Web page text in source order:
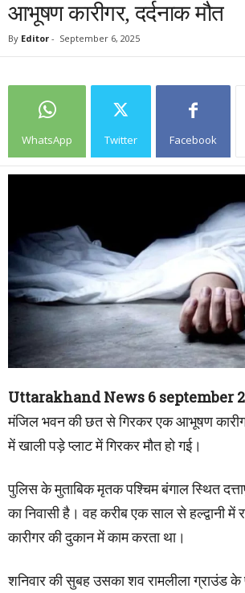
आभूषण कारीगर, दर्दनाक मौत
By Editor - September 6, 2025
WhatsApp Twitter Facebook
Uttarakhand News 6 september
मंजिल भवन की छत से गिरकर एक आभूषण
में खाली पड़े प्लाट में गिरकर मौत हो गई।
पुलिस के मुताबिक मृतक पश्चिम बंगाल स्थित
का निवासी है। वह करीब एक साल से हल्द्वानी में
कारीगर की दुकान में काम करता था।
शनिवार की सुबह उसका शव रामलीला ग्राउंड के